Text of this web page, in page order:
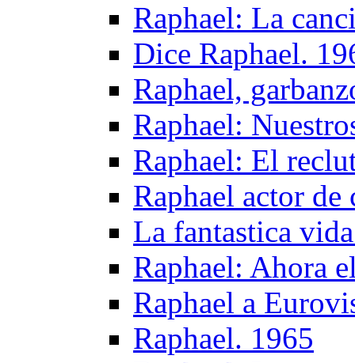
Raphael: La
Dice Raphael.
Raphael,
Raphael:
Raphael: El
Raphael actor de
La fantastica
Raphael: Ahora
Raphael a
Raphael. 1965